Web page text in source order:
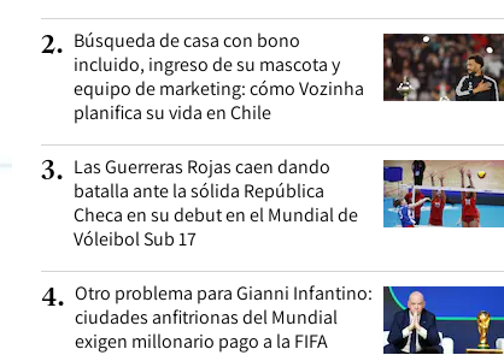
2. Búsqueda de casa con bono
incluido, ingreso de su mascota y
equipo de marketing: cómo Vozinha
planifica su vida en Chile
3. Las Guerreras Rojas caen dando
batalla ante la sólida República
Checa en su debut en el Mundial de
Vóleibol Sub 17
4. Otro problema para Gianni Infantino:
ciudades anfitrionas del Mundial
exigen millonario pago a la FIFA